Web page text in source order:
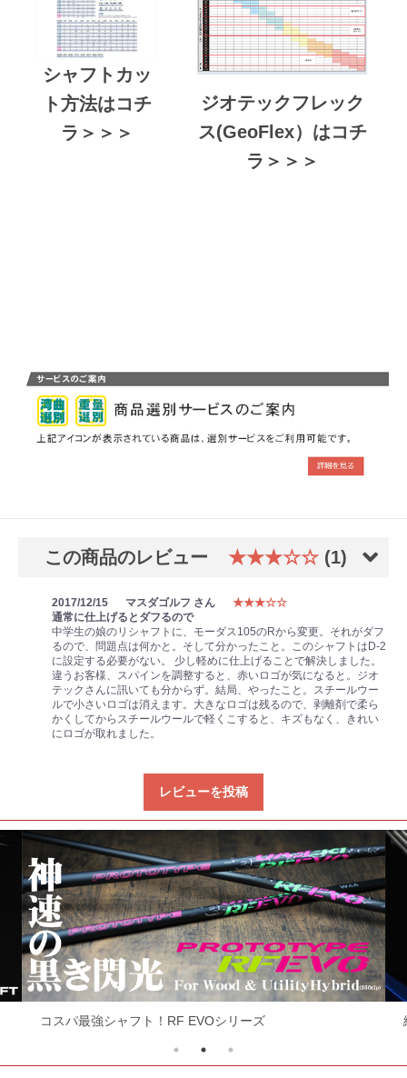
シャフトカッ
ト方法はコチ
ラ＞＞＞
ジオテックフレック
ス(GeoFlex）はコチ
ラ＞＞＞
この商品のレビュー ★★★☆☆ (1)
2017/12/15 マスダゴルフ さん
★★★☆☆
通常に仕上げるとダフるので
中学生の娘のリシャフトに、モーダス105のRから変更。それがダフ
るので、問題点は何かと。そして分かったこと。このシャフトはD-2
に設定する必要がない。
少し軽めに仕上げることで解決しました。
違うお客様、スパインを調整すると、赤いロゴが気になると。ジオ
テックさんに訊いても分からず。結局、やったこと。スチールウー
ルで小さいロゴは消えます。大きなロゴは残るので、剥離剤で柔ら
かくしてからスチールウールで軽くこすると、キズもなく、きれい
にロゴが取れました。
レビューを投稿
コスパ最強シャフト！RF EVOシリーズ